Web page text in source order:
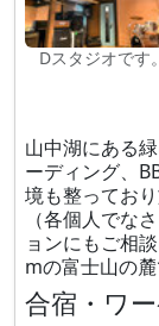
Dスタジオです。
山中湖にある
ーディング、
境も整ってお
（各個人でな
ョンにもご相
mの富士山の
合宿・ワ